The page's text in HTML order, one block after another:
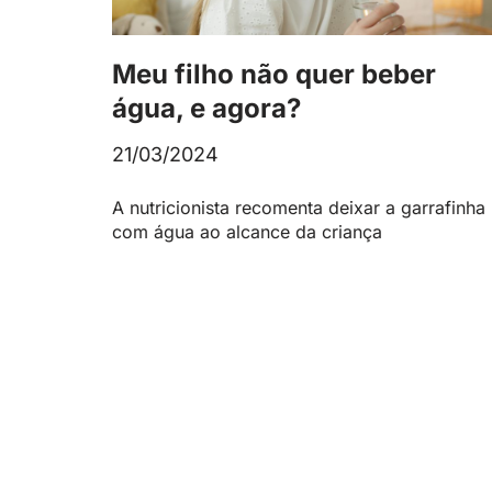
Meu filho não quer beber
água, e agora?
21/03/2024
A nutricionista recomenta deixar a garrafinha
com água ao alcance da criança